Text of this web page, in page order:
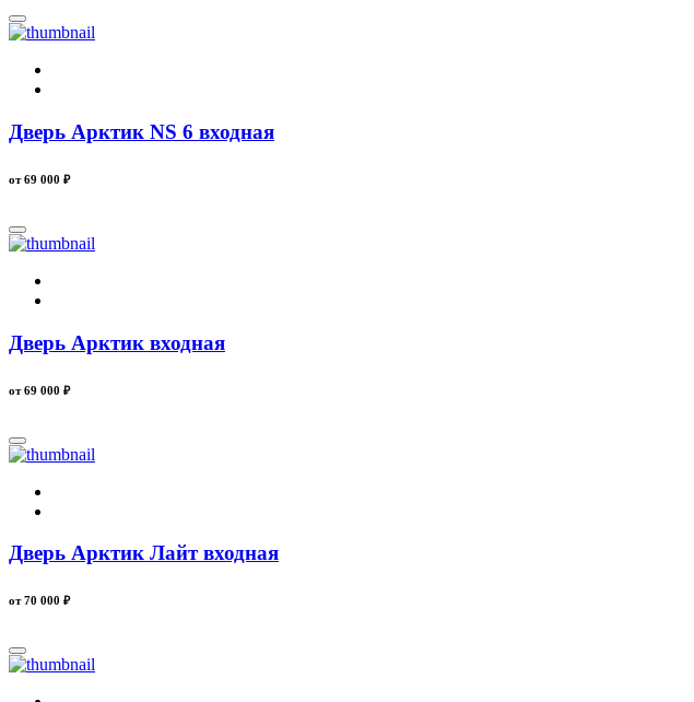
Дверь Арктик NS 6 входная
от 69 000 ₽
Дверь Арктик входная
от 69 000 ₽
Дверь Арктик Лайт входная
от 70 000 ₽